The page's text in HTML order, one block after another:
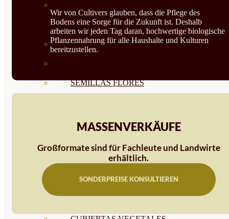
HOJA
SEMILLAS AROMÁTICAS
SEMILLAS FLORES
SEMILLAS TRADICIONALES
SEMILLAS RAÍZ
SEMILLAS LEGUMINOSAS
Wir von Cultivers glauben, dass die Pflege des
Bodens eine Sorge für die Zukunft ist. Deshalb
arbeiten wir jeden Tag daran, hochwertige biologische
Pflanzennahrung für alle Haushalte und Kulturen
bereitzustellen.
MASSENVERKÄUFE
Großformate sind für Fachleute und Landwirte
erhältlich.
SONDERPREISE KONSULTIEREN